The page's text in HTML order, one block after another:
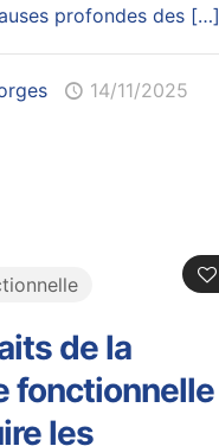
profondes des[…]
14/11/2025
de la
fonctionnelle
les